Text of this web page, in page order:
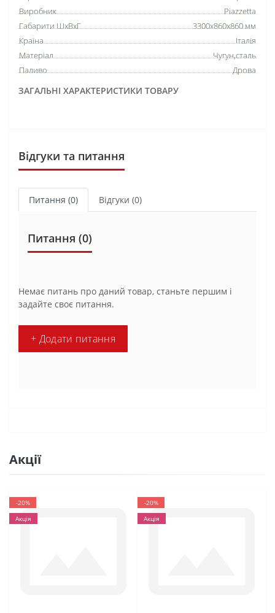
ЗАГАЛЬНІ ХАРАКТЕРИСТИКИ ТОВАРУ
Виробник
Piazzetta
Габарити ШхВхГ
3300х860х860 мм
Країна
Італія
Матеріал
Чугун,сталь
Паливо
Дрова
Відгуки та питання
Питання (0) Відгуки (0)
Питання (0)
Немає питань про даний товар, станьте першим і
задайте своє питання.
+ Додати питання
Акції
-20%
Акція
-20%
Акція